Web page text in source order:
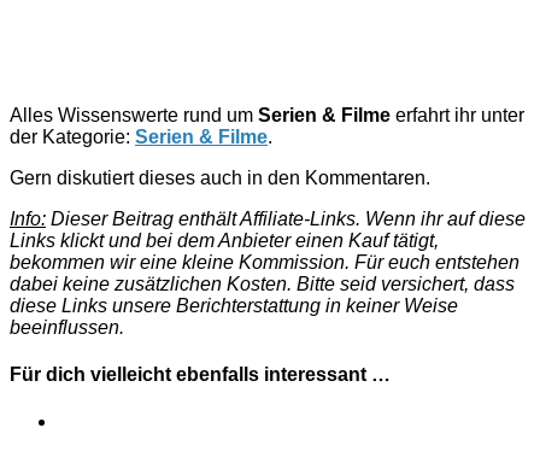
Alles Wissenswerte rund um Serien & Filme erfahrt ihr unter
der Kategorie: Serien & Filme.
Gern diskutiert dieses auch in den Kommentaren.
Info: Dieser Beitrag enthält Affiliate-Links. Wenn ihr auf diese
Links klickt und bei dem Anbieter einen Kauf tätigt,
bekommen wir eine kleine Kommission. Für euch entstehen
dabei keine zusätzlichen Kosten. Bitte seid versichert, dass
diese Links unsere Berichterstattung in keiner Weise
beeinflussen.
Für dich vielleicht ebenfalls interessant …